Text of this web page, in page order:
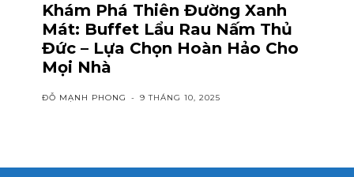
Khám Phá Thiên Đường Xanh
Mát: Buffet Lẩu Rau Nấm Thủ
Đức – Lựa Chọn Hoàn Hảo Cho
Mọi Nhà
ĐỖ MẠNH PHONG - 9 THÁNG 10, 2025